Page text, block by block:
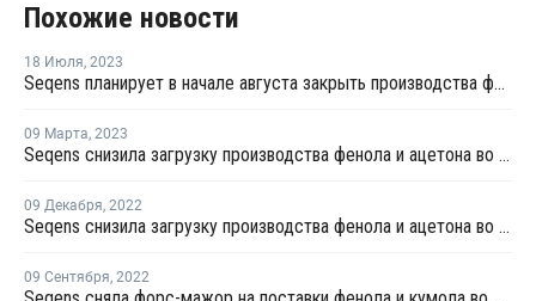
Похожие новости
18 Июля, 2023
Seqens планирует в начале августа закрыть производства фенола и ацетона во Франции
09 Марта, 2023
Seqens снизила загрузку производства фенола и ацетона во Франции
09 Декабря, 2022
Seqens снизила загрузку производства фенола и ацетона во Франции
09 Сентября, 2022